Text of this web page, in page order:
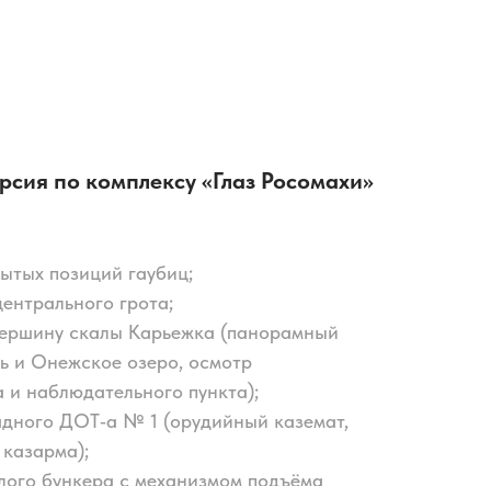
позиций гаубиц;
грота;
скалы Карьежка (панорамный
и Онежское озеро, осмотр
и наблюдательного пункта);
ДОТ‑а № 1 (орудийный каземат,
бункера с механизмом подъёма
по комплексу «Глаз Росомахи»